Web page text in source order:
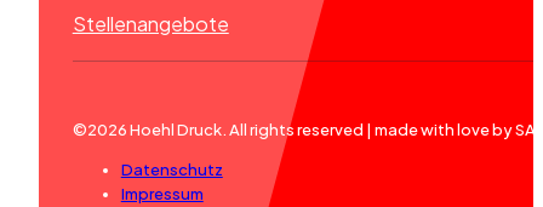
Stellenangebote
©2026 Hoehl Druck. All rights reserved | made with love by
Datenschutz
Impressum